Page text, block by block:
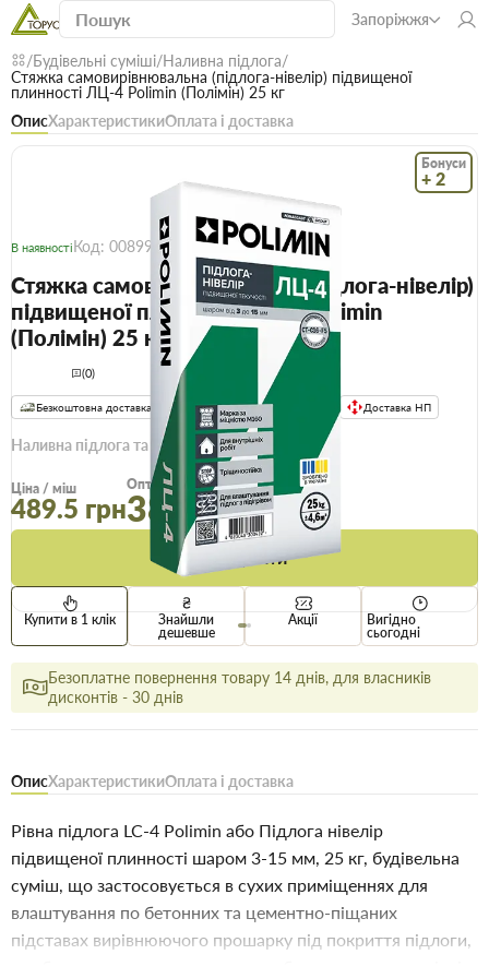
Запоріжжя
Будівельні суміші Наливна підлога
Стяжка самовирівнювальна (підлога-нівелір) підвищеної
плинності ЛЦ-4 Polimin (Полімін) 25 кг
ОписХарактеристикиОплата і доставка
Бонуси
+ 2
В наявностіКод: 00899
Стяжка самовирівнювальна (підлога-нівелір)
підвищеної плинності ЛЦ-4 Polimin
(Полімін) 25 кг
(0)
Безкоштовна доставка! Від 15000 грн єВідновлення Доставка НП
Наливна підлога та стяжка
Ціна / міш
489.5 грн
Опт
387.5 грн
Купити
Купити в 1 клік
Знайшли
дешевше
Акції
Вигідно
сьогодні
Безоплатне повернення товару 14 днів, для власників
дисконтів - 30 днів
ОписХарактеристикиОплата і доставка
Рівна підлога LC-4 Polimin або Підлога нівелір
підвищеної плинності шаром 3-15 мм, 25 кг, будівельна
суміш, що застосовується в сухих приміщеннях для
влаштування по бетонних та цементно-піщаних
підставах вирівнюючого прошарку під покриття підлоги,